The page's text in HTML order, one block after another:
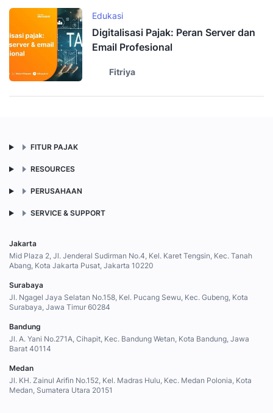
Edukasi
Digitalisasi Pajak: Peran Server dan
Email Profesional
Fitriya
FITUR PAJAK
RESOURCES
PERUSAHAAN
SERVICE & SUPPORT
Jakarta
Mid Plaza 2, Jl. Jenderal Sudirman No.4, Kel. Karet Tengsin, Kec. Tanah
Abang, Kota Jakarta Pusat, Jakarta 10220
Surabaya
Jl. Ngagel Jaya Selatan No.158, Kel. Pucang Sewu, Kec. Gubeng, Kota
Surabaya, Jawa Timur 60284
Bandung
Jl. A. Yani No.271A, Cihapit, Kec. Bandung Wetan, Kota Bandung, Jawa
Barat 40114
Medan
Jl. KH. Zainul Arifin No.152, Kel. Madras Hulu, Kec. Medan Polonia, Kota
Medan, Sumatera Utara 20151